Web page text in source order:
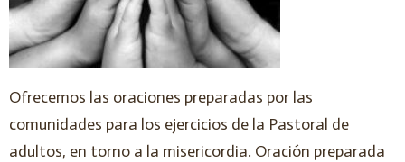
Ofrecemos las oraciones preparadas por las
comunidades para los ejercicios de la Pastoral de
adultos, en torno a la misericordia. Oración preparada